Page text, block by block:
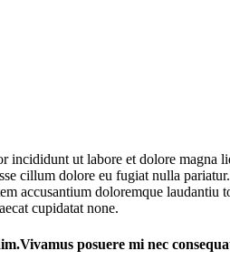
incididunt ut labore et dolore
cillum dolore eu fugiat nulla
accusantium doloremque
cupidatat none.
posuere mi nec